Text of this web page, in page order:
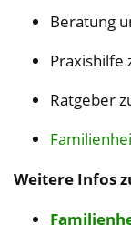
Beratung
Praxishilfe
Ratgeber
Weitere Infos